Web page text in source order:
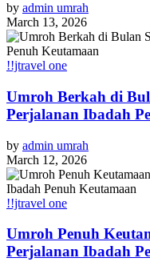
by admin umrah
March 13, 2026
!!jtravel one
Umroh Berkah di
Perjalanan Ibadah
by admin umrah
March 12, 2026
!!jtravel one
Umroh Penuh
Perjalanan Ibadah